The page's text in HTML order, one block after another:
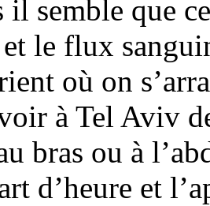
il semble que
le flux
où on
à Tel Aviv
bras ou à
d’heure et